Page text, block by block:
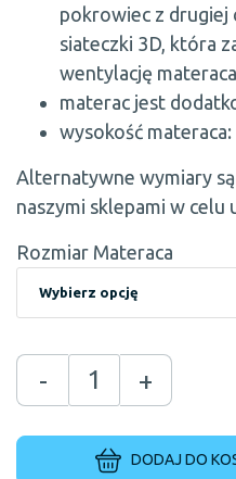
pokrowiec z drugiej
siateczki 3D, która
wentylację materaca
materac jest
wysokość materaca:
Alternatywne wymiary
naszymi sklepami w celu
Rozmiar Materaca
- +
DODAJ DO